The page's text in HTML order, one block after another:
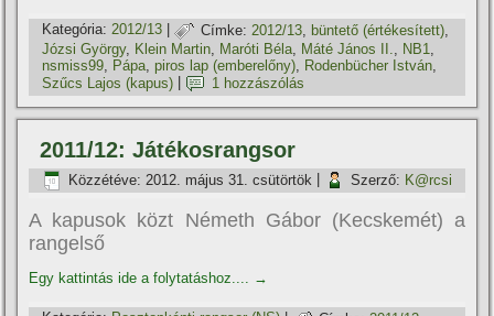
Kategória: 2012/13 | Címke: 2012/13 ,büntető (értékesí­tett)
Józsi György, Klein Martin, Maróti Béla, Máté János II., NB1,
nsmiss99, Pápa,piros lap (emberelőny), Rodenbücher István,
Szűcs Lajos (kapus)
1 hozzászólás
2011/12: Játékosrangsor
Közzétéve: 2012. május 31. csütörtök Szerző: K@rcsi
A kapusok közt Németh Gábor (Kecskemét) a
rangelső
Egy kattintás ide a folytatáshoz.... →